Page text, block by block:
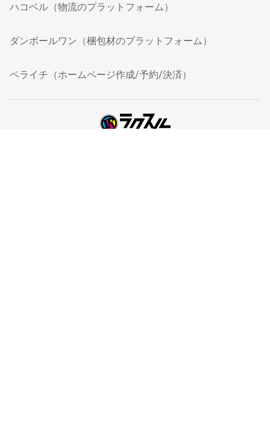
ハコベル（物流のプラットフォーム）
ダンボールワン（梱包材のプラットフォーム）
ペライチ（ホームページ作成/予約/決済）